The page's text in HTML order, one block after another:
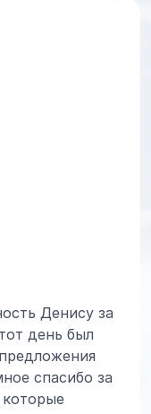
Денису за
день был
спасибо за